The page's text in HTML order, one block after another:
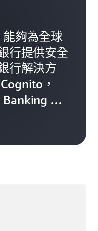
夠為全球
行提供安全
行解決方
，
建
全的客戶身